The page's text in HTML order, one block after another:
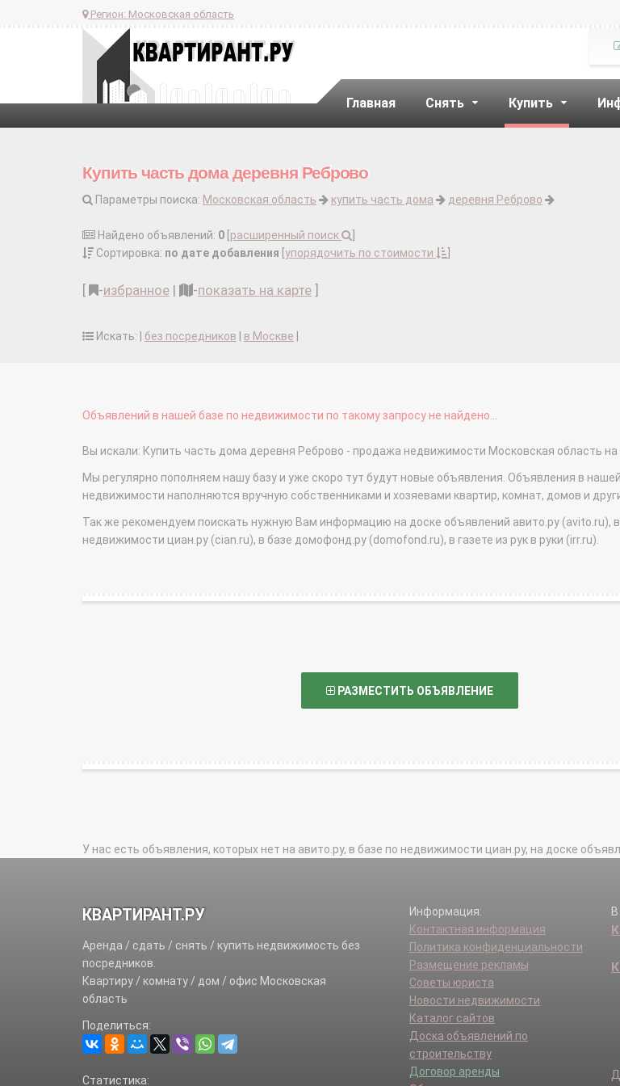
Регион: Московская область
Главная Снять Купить
Купить часть дома деревня Реброво
Параметры поиска: Московская область купить часть дома деревня Реброво
Найдено объявлений: 0 расширенный поиск
Сортировка: по дате добавления упорядочить по стоимости
-избранное | -показать на карте
Искать: | без посредников в Москве
Объявлений в нашей базе по недвижимости по такому запросу не найдено...
Вы искали: Купить часть дома деревня Реброво - продажа недвижимости Московская область
Мы регулярно пополняем нашу базу и уже скоро тут будут новые объявления. Объявления в
недвижимости наполняются вручную собственниками и хозяевами квартир, комнат, домов и
Так же рекомендуем поискать нужную Вам информацию на доске объявлений авито.ру (avito.ru), в
недвижимости циан.ру (cian.ru), в базе домофонд.ру (domofond.ru), в газете из рук в руки (irr.ru).
РАЗМЕСТИТЬ ОБЪЯВЛЕНИЕ
У нас есть объявления, которых нет на авито.ру, в базе по недвижимости циан.ру, на доске
КВАРТИРАНТ.РУ
Аренда / сдать / снять / купить недвижимость без
посредников.
Квартиру / комнату / дом / офис Московская
область
Поделиться:
Статистика:
Информация:
Контактная информация
Политика конфиденциальности
Размещение рекламы
Советы юриста
Новости недвижимости
Каталог сайтов
Доска объявлений по
строительству
Договор аренды